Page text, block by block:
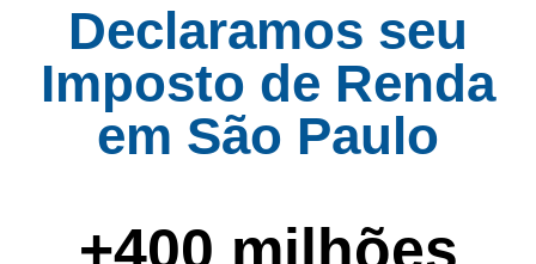
Declaramos seu
Imposto de Renda
em São Paulo
+400 milhões